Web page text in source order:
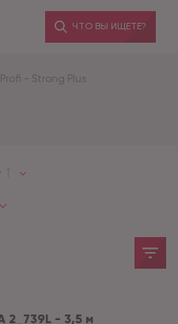
ЧТО ВЫ ИЩЕТЕ?
Profi - Strong Plus
2_739L - 3,5 м